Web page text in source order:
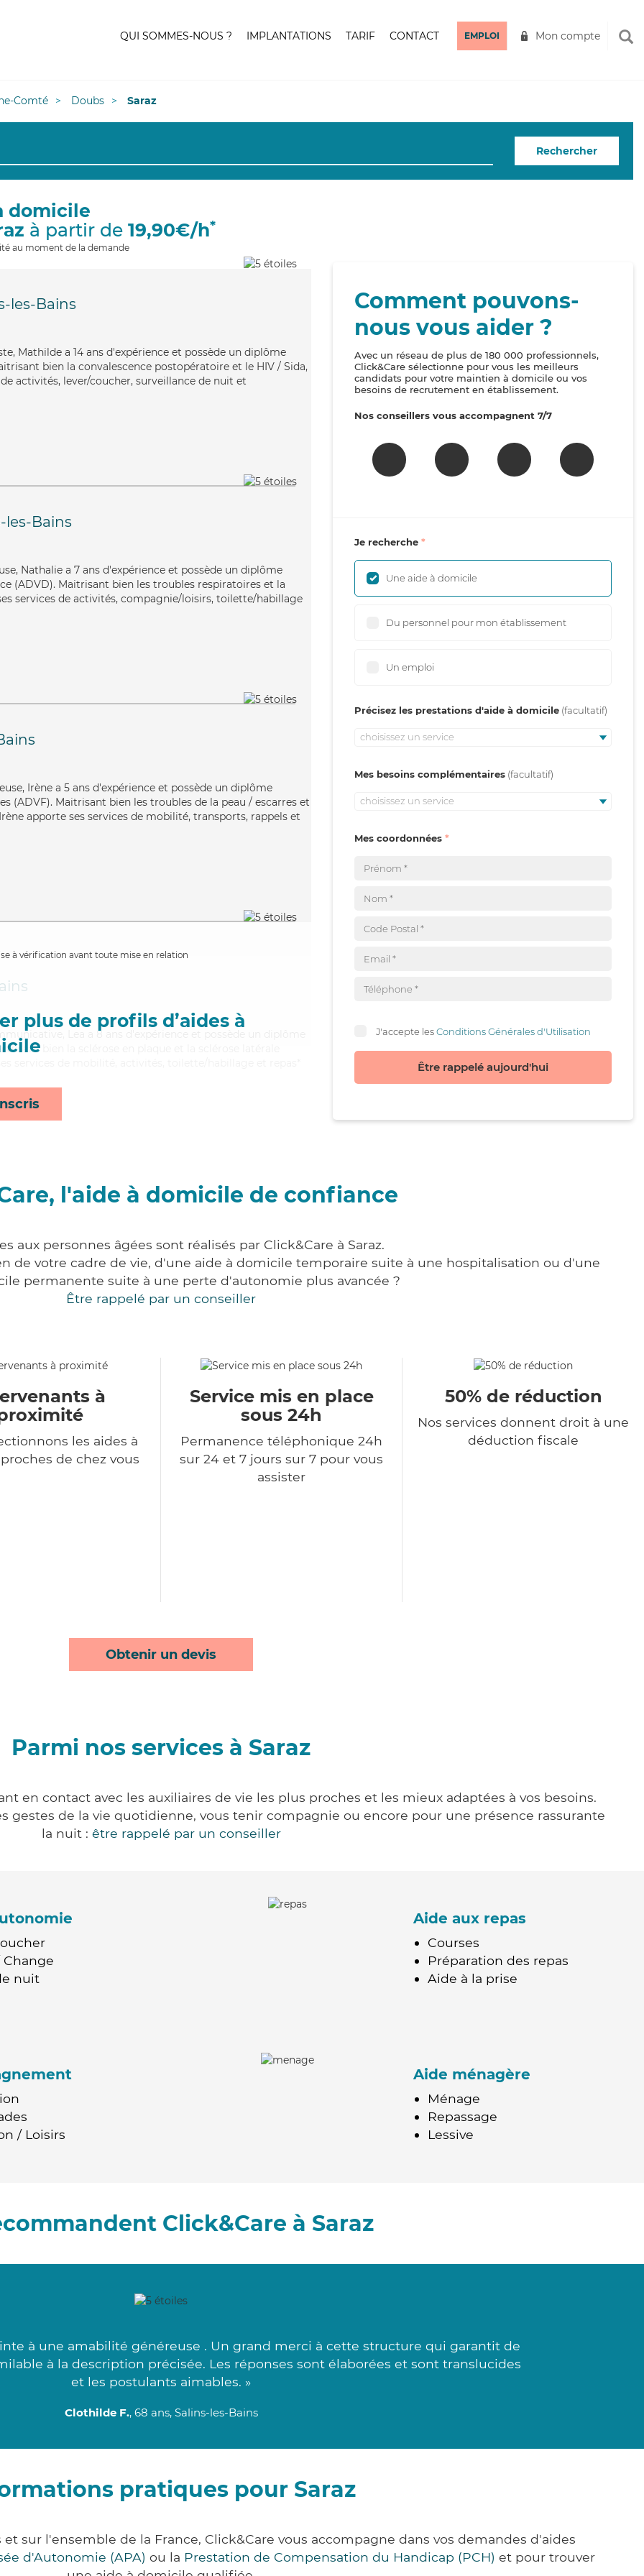
QUI SOMMES-NOUS ? IMPLANTATIONS TARIF CONTACT EMPLOI Mon compte
Comté Doubs Saraz
Rechercher
domicile
à partir de 19,90€/h*
au moment de la demande
les-Bains
Mathilde a 14 ans d'expérience et possède un diplôme
bien la convalescence postopératoire et le HIV / Sida,
activités, lever/coucher, surveillance de nuit et
les-Bains
Nathalie a 7 ans d'expérience et possède un diplôme
(ADVD). Maitrisant bien les troubles respiratoires et la
services de activités, compagnie/loisirs, toilette/habillage
Irène a 5 ans d'expérience et possède un diplôme
(ADVF). Maitrisant bien les troubles de la peau / escarres et
apporte ses services de mobilité, transports, rappels et
à vérification avant toute mise en relation
plus de profils d’aides à
Lea a 8 ans d'expérience et possède un diplôme
bien la sclérose en plaque et la sclérose latérale
Comment pouvons-
nous vous aider ?
Avec un réseau de plus de 180 000 professionnels,
Click&Care sélectionne pour vous les meilleurs
candidats pour votre maintien à domicile ou vos
besoins de recrutement en établissement.
Nos conseillers vous accompagnent 7/7
Je recherche
Une aide à domicile
Du personnel pour mon établissement
Un emploi
Précisez les prestations d'aide à domicile
choisissez un service
Mes besoins complémentaires
choisissez un service
Mes coordonnées
J'accepte lesConditions Générales d'Utilisation
Être rappelé aujourd'hui
l'aide à domicile de confiance
aux personnes âgées sont réalisés par Click&Care à Saraz.
de votre cadre de vie, d'une aide à domicile temporaire suite à une hospitalisation ou d'une
permanente suite à une perte d'autonomie plus avancée ?
Être rappelé par un conseiller
à
les aides à
de chez vous
Service mis en place
sous 24h
Permanence téléphonique 24h
sur 24 et 7 jours sur 7 pour vous
assister
50% de réduction
Nos services donnent droit à une
déduction fiscale
Obtenir un devis
Parmi nos services à Saraz
en contact avec les auxiliaires de vie les plus proches et les mieux adaptées à vos besoins.
gestes de la vie quotidienne, vous tenir compagnie ou encore pour une présence rassurante
la nuit : être rappelé par un conseiller
nuit
Aide aux repas
Courses
Préparation des repas
Aide à la prise
/ Loisirs
Aide ménagère
Ménage
Repassage
Lessive
Click&Care à Saraz
à une amabilité généreuse . Un grand merci à cette structure qui garantit de
à la description précisée. Les réponses sont élaborées et sont translucides
et les postulants aimables. »
Clothilde F., 68 ans, Salins-les-Bains
pratiques pour Saraz
sur l'ensemble de la France, Click&Care vous accompagne dans vos demandes d'aides
d'Autonomie (APA) ou la Prestation de Compensation du Handicap (PCH) et pour trouver